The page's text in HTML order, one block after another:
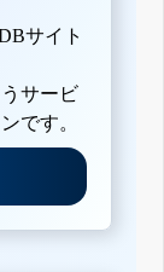
サイト
サービ
です。